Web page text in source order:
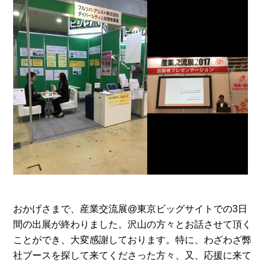
おかげさまで、産業交流展@東京ビッグサイトでの3日
間の出展が終わりました。沢山の方々とお話させて頂く
ことができ、大変感謝しております。特に、わざわざ弊
社ブースを探して来てくださった方々、又、応援に来て